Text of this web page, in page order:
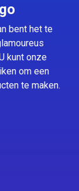
bent het te
kunt onze
om een
te maken.